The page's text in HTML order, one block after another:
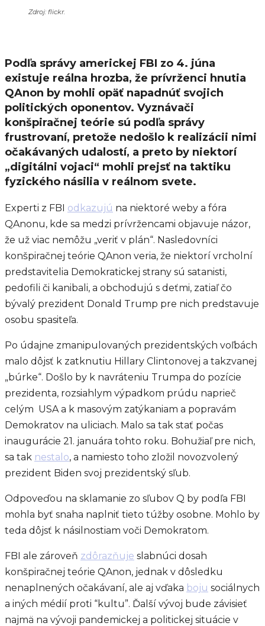
Zdroj: flickr.
Podľa správy americkej FBI zo 4. júna
existuje reálna hrozba, že prívrženci hnutia
QAnon by mohli opäť napadnúť svojich
politických oponentov. Vyznávači
konšpiračnej teórie sú podľa správy
frustrovaní, pretože nedošlo k realizácii nimi
očakávaných udalostí, a preto by niektorí
„digitálni vojaci“ mohli prejsť na taktiku
fyzického násilia v reálnom svete.
Experti z FBI odkazujú na niektoré weby a fóra
QAnonu, kde sa medzi prívržencami objavuje názor,
že už viac nemôžu „veriť v plán“. Nasledovníci
konšpiračnej teórie QAnon veria, že niektorí vrcholní
predstavitelia Demokratickej strany sú satanisti,
pedofili či kanibali, a obchodujú s deťmi, zatiaľ čo
bývalý prezident Donald Trump pre nich predstavuje
osobu spasiteľa.
Po údajne zmanipulovaných prezidentských voľbách
malo dôjsť k zatknutiu Hillary Clintonovej a takzvanej
„búrke“. Došlo by k navráteniu Trumpa do pozície
prezidenta, rozsiahlym výpadkom prúdu naprieč
celým USA a k masovým zatýkaniam a popravám
Demokratov na uliciach. Malo sa tak stať počas
inaugurácie 21. januára tohto roku. Bohužiaľ pre nich,
sa tak nestalo, a namiesto toho zložil novozvolený
prezident Biden svoj prezidentský sľub.
Odpoveďou na sklamanie zo sľubov Q by podľa FBI
mohla byť snaha naplniť tieto túžby osobne. Mohlo by
teda dôjsť k násilnostiam voči Demokratom.
FBI ale zároveň zdôrazňuje slabnúci dosah
konšpiračnej teórie QAnon, jednak v dôsledku
nenaplnených očakávaní, ale aj vďaka boju sociálnych
a iných médií proti “kultu”. Ďalší vývoj bude závisieť
najmä na vývoji pandemickej a politickej situácie v